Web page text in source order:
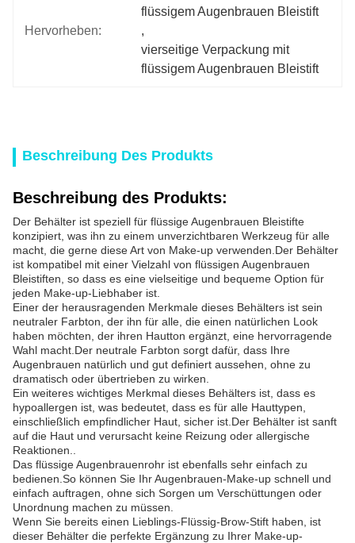
Hervorheben:
flüssigem Augenbrauen Bleistift
,
vierseitige Verpackung mit
flüssigem Augenbrauen Bleistift
Beschreibung Des Produkts
Beschreibung des Produkts:
Der Behälter ist speziell für flüssige Augenbrauen Bleistifte
konzipiert, was ihn zu einem unverzichtbaren Werkzeug für alle
macht, die gerne diese Art von Make-up verwenden.Der Behälter
ist kompatibel mit einer Vielzahl von flüssigen Augenbrauen
Bleistiften, so dass es eine vielseitige und bequeme Option für
jeden Make-up-Liebhaber ist.
Einer der herausragenden Merkmale dieses Behälters ist sein
neutraler Farbton, der ihn für alle, die einen natürlichen Look
haben möchten, der ihren Hautton ergänzt, eine hervorragende
Wahl macht.Der neutrale Farbton sorgt dafür, dass Ihre
Augenbrauen natürlich und gut definiert aussehen, ohne zu
dramatisch oder übertrieben zu wirken.
Ein weiteres wichtiges Merkmal dieses Behälters ist, dass es
hypoallergen ist, was bedeutet, dass es für alle Hauttypen,
einschließlich empfindlicher Haut, sicher ist.Der Behälter ist sanft
auf die Haut und verursacht keine Reizung oder allergische
Reaktionen..
Das flüssige Augenbrauenrohr ist ebenfalls sehr einfach zu
bedienen.So können Sie Ihr Augenbrauen-Make-up schnell und
einfach auftragen, ohne sich Sorgen um Verschüttungen oder
Unordnung machen zu müssen.
Wenn Sie bereits einen Lieblings-Flüssig-Brow-Stift haben, ist
dieser Behälter die perfekte Ergänzung zu Ihrer Make-up-